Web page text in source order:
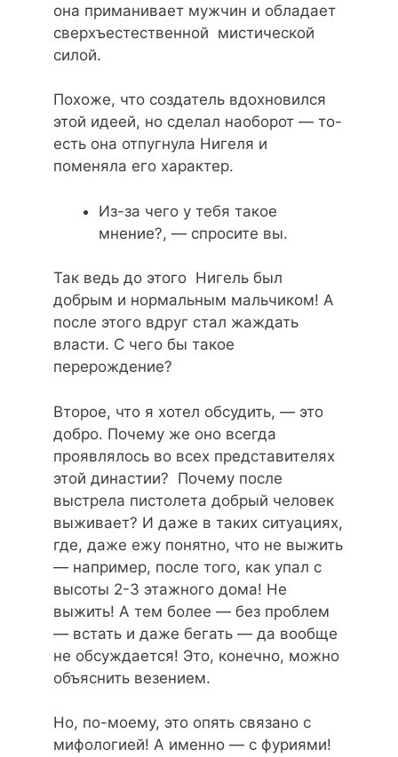
она приманивает мужчин и обладает
сверхъестественной мистической
силой.
Похоже, что создатель вдохновился
этой идеей, но сделал наоборот — то-
есть она отпугнула Нигеля и
поменяла его характер.
Из-за чего у тебя такое
мнение?, — спросите вы.
Так ведь до этого Нигель был
добрым и нормальным мальчиком! А
после этого вдруг стал жаждать
власти. С чего бы такое
перерождение?
Второе, что я хотел обсудить, — это
добро. Почему же оно всегда
проявлялось во всех представителях
этой династии? Почему после
выстрела пистолета добрый человек
выживает? И даже в таких ситуациях,
где, даже ежу понятно, что не выжить
— например, после того, как упал с
высоты 2-3 этажного дома! Не
выжить! А тем более — без проблем
— встать и даже бегать — да вообще
не обсуждается! Это, конечно, можно
объяснить везением.
Но, по-моему, это опять связано с
мифологией! А именно — с фуриями!